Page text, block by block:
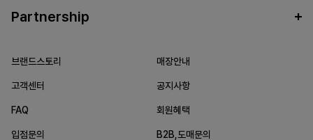
Partnership
브랜드스토리 매장안내
고객센터 공지사항
FAQ 회원혜택
입점문의 B2B,도매문의